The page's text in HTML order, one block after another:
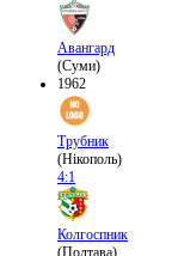
Авангард
(Суми)
1962
Трубник
(Нікополь)
4:1
Колгоспник
(Полтава)